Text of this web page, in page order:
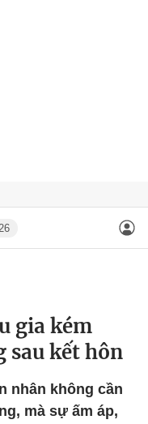
gia kém
sau kết hôn
nhân không cần
mà sự ấm áp,